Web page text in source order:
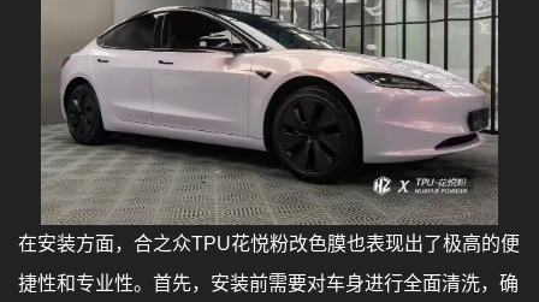
在安装方面，合之众TPU花悦粉改色膜也表现出了极高的便
捷性和专业性。首先，安装前需要对车身进行全面清洗，确